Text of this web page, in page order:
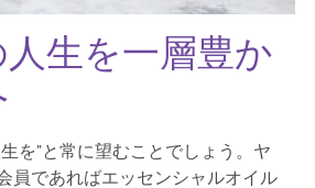
生を一層豊か
を”と常に望むことでしょう。ヤ
員であればエッセンシャルオイル